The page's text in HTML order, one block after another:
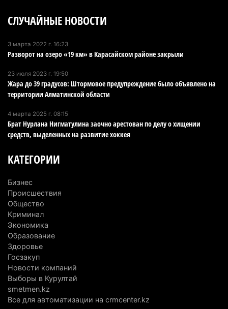
6 августа 2026 г. 09:52
Пожар в Аксайском ущелье под Алматы
полностью ликвидирован спустя три дня
Минэкологии опровергло фото тигра возле села
5 августа 2026 г. 17:06
Казахстан стал лидером Центральной Азии в
5 августа 2026 г. 13:55
Казахстан может начать выпуск экологичного
топлива для самолетов: пилотный проект
запустят в Алатау
5 августа 2026 г. 12:32
Туриста с тяжелыми травмами эвакуировали в
горах Алматинской области после камнепада
Хозяина собак, едва не загрызших ребенка в
СЛУЧАЙНЫЕ НОВОСТИ
3 марта 2022 г. 16:23
Разворот на озеро «19 км» в Карасайском районе закрыли
23 июля 2023 г. 19:50
Жара до 39 градусов: Штормовое предупреждение было объявлено на
территории Алматинской области
4 марта 2025 г. 08:15
Брат Нурлана Нигматулина заочно арестован по делу о хищении
средств, выделенных на развитие хоккея
КАТЕГОРИИ
Бизнес
Происшествия
Общество
Криминал
Экономика
Образование
Здоровье
Госзакуп
Новости компаний
Выборы в Курултай
smetmen.kz
Все для автоматизации на crmcenter.kz